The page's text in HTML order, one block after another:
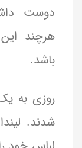
دوست
هرچند این
باشد.
روزی به
شدند.